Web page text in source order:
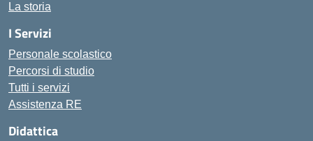
La storia
I Servizi
Personale scolastico
Percorsi di studio
Tutti i servizi
Assistenza RE
Didattica